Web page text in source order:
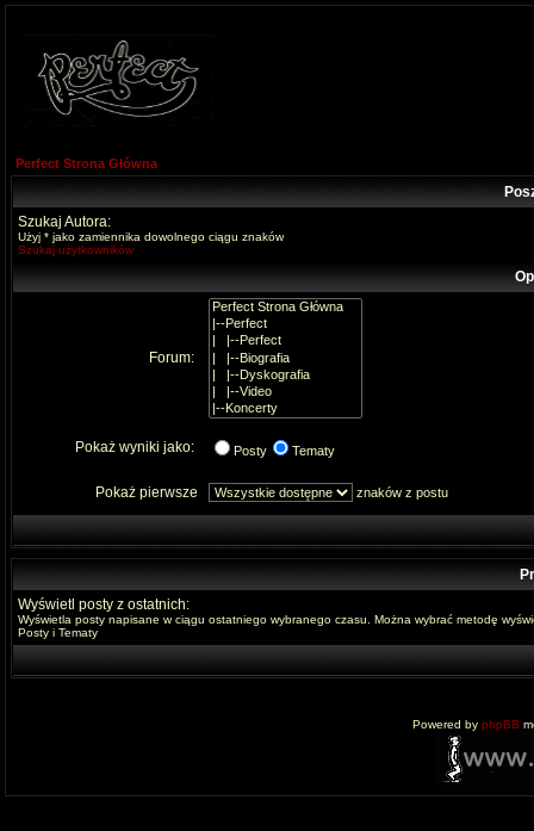
Perfect Strona Główna
Szukaj Autora:
Użyj * jako zamiennika dowolnego ciągu znaków
Szukaj użytkowników
Forum:
Pokaż wyniki jako: Posty Tematy
Pokaż pierwsze znaków z postu
Wyświetl posty z ostatnich:
Wyświetla posty napisane w ciągu ostatniego wybranego czasu. Można wybrać metodę
Posty i Tematy
Powered by phpBB